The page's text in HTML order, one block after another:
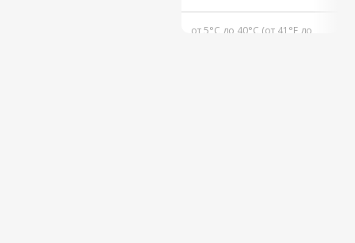
от 5°C до 40°C (от 41°F до